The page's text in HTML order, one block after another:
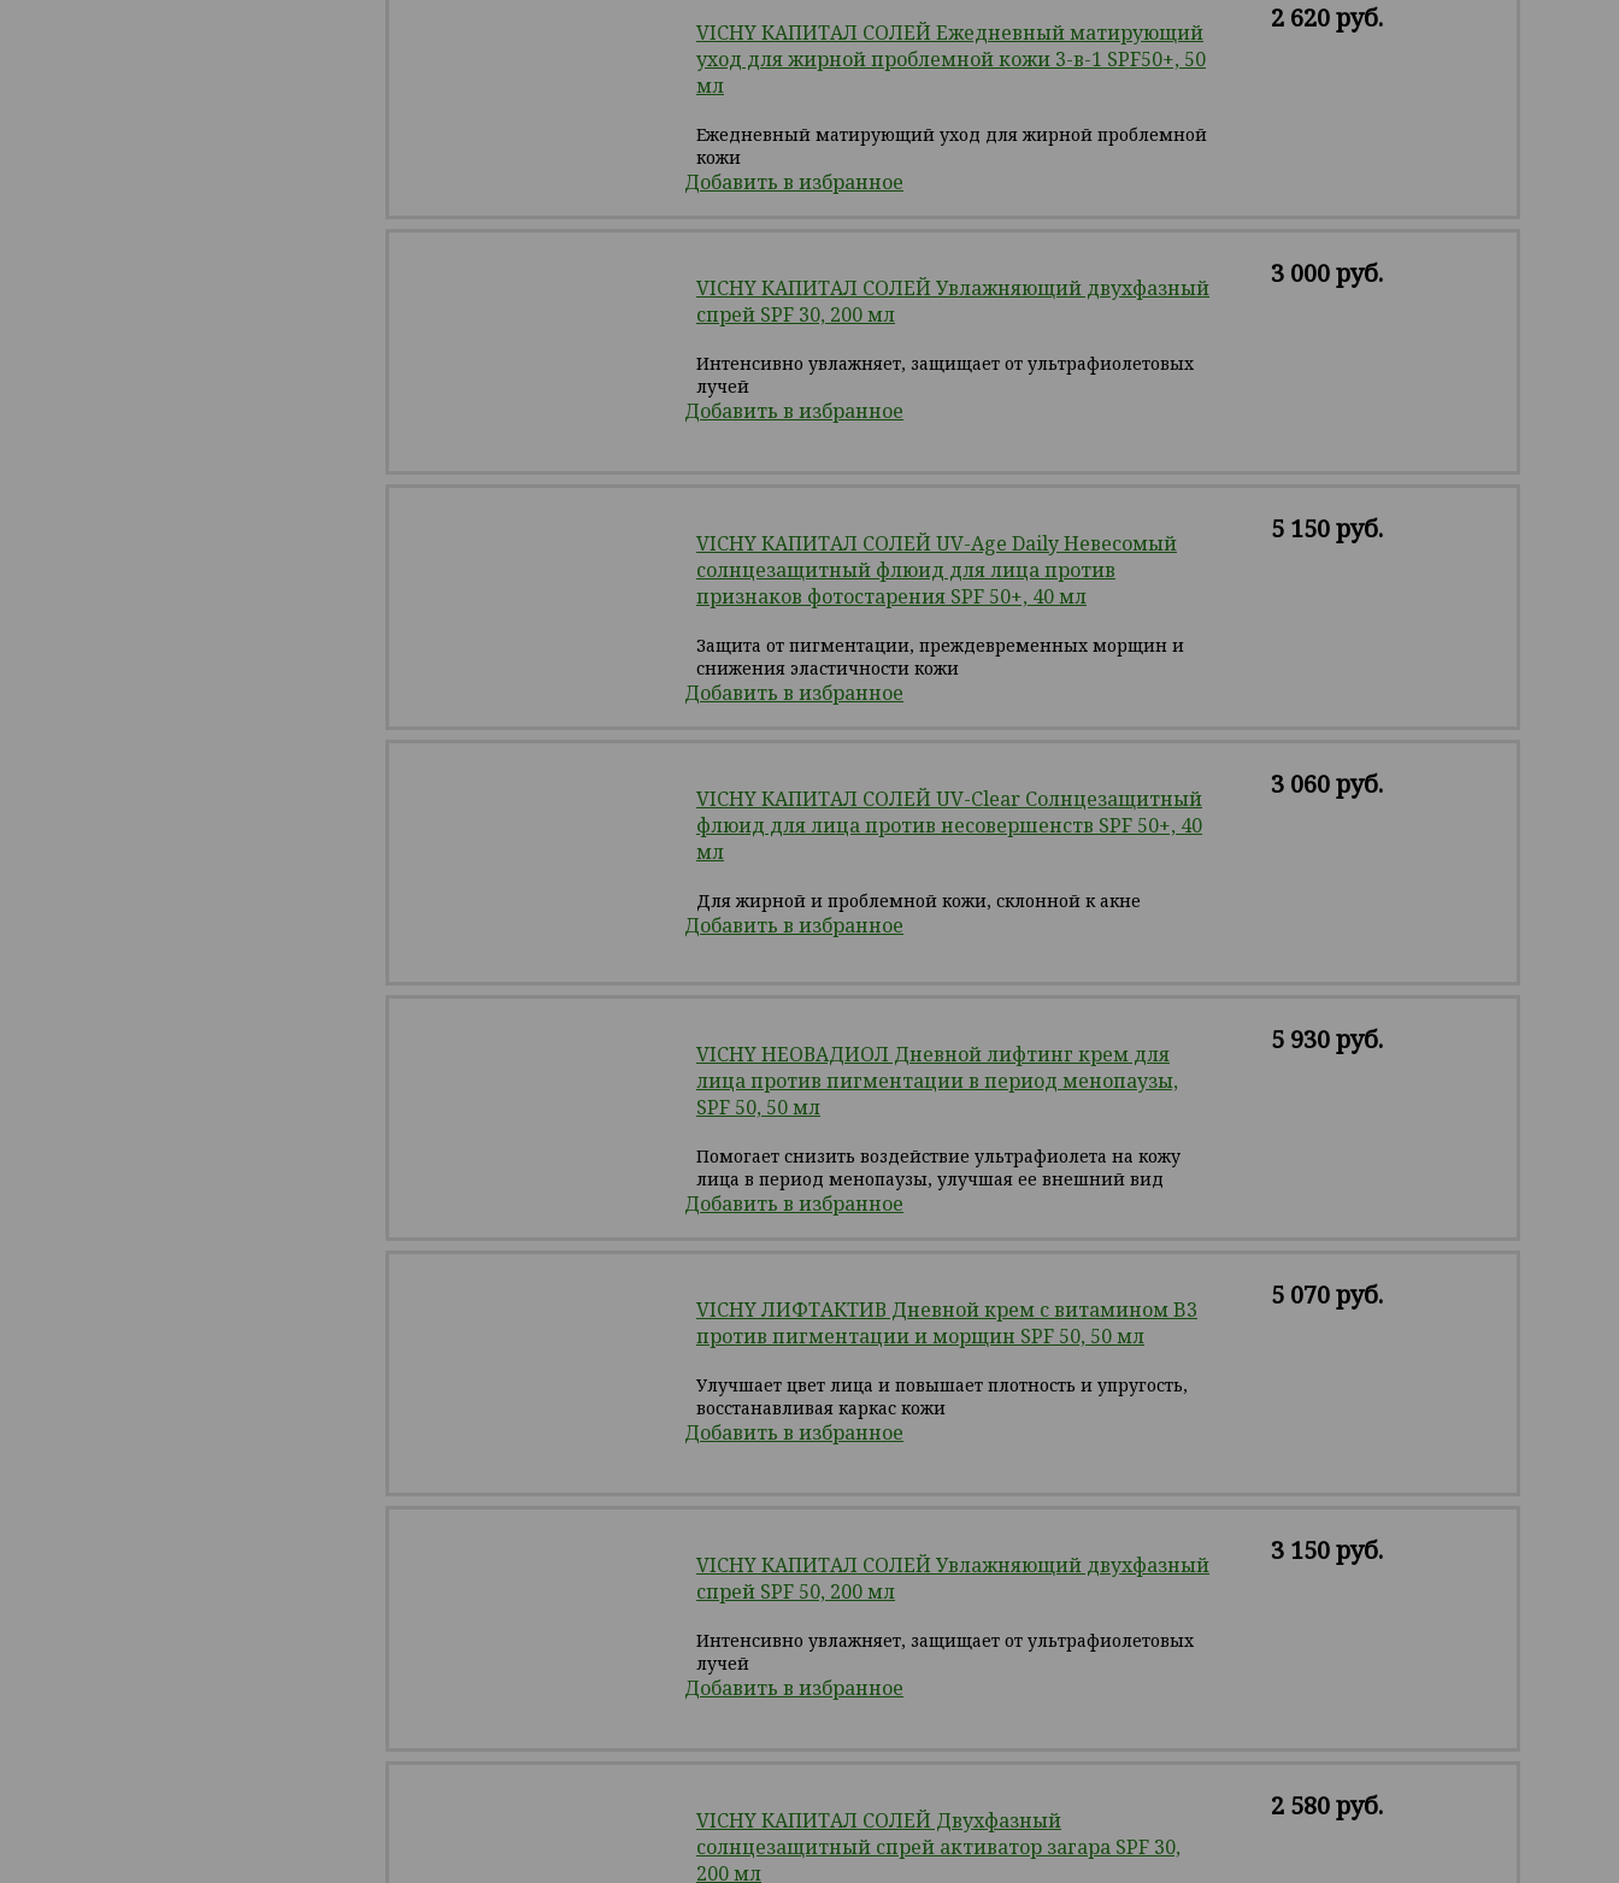
VICHY КАПИТАЛ СОЛЕЙ Ежедневный матирующий
уход для жирной проблемной кожи 3-в-1 SPF50+, 50
мл
Ежедневный матирующий уход для жирной проблемной
кожи
Добавить в избранное
2 620 руб.
VICHY КАПИТАЛ СОЛЕЙ Увлажняющий двухфазный
спрей SPF 30, 200 мл
Интенсивно увлажняет, защищает от ультрафиолетовых
лучей
Добавить в избранное
3 000 руб.
VICHY КАПИТАЛ СОЛЕЙ UV-Age Daily Невесомый
солнцезащитный флюид для лица против
признаков фотостарения SPF 50+, 40 мл
Защита от пигментации, преждевременных морщин и
снижения эластичности кожи
Добавить в избранное
5 150 руб.
VICHY КАПИТАЛ СОЛЕЙ UV-Clear Солнцезащитный
флюид для лица против несовершенств SPF 50+, 40
мл
Для жирной и проблемной кожи, склонной к акне
Добавить в избранное
3 060 руб.
VICHY НЕОВАДИОЛ Дневной лифтинг крем для
лица против пигментации в период менопаузы,
SPF 50, 50 мл
Помогает снизить воздействие ультрафиолета на кожу
лица в период менопаузы, улучшая ее внешний вид
Добавить в избранное
5 930 руб.
VICHY ЛИФТАКТИВ Дневной крем с витамином B3
против пигментации и морщин SPF 50, 50 мл
Улучшает цвет лица и повышает плотность и упругость,
восстанавливая каркас кожи
Добавить в избранное
5 070 руб.
VICHY КАПИТАЛ СОЛЕЙ Увлажняющий двухфазный
спрей SPF 50, 200 мл
Интенсивно увлажняет, защищает от ультрафиолетовых
лучей
Добавить в избранное
3 150 руб.
VICHY КАПИТАЛ СОЛЕЙ Двухфазный
солнцезащитный спрей активатор загара SPF 30,
200 мл
2 580 руб.